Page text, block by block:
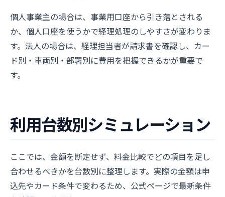
個人事業主の場合は、事業用口座から引き落とされる
か、個人口座を使うかで経理処理のしやすさが変わりま
す。法人の場合は、経理担当者が請求書を確認し、カー
ド別・車両別・部署別に費用を把握できるかが重要で
す。
利用台数別シミュレーション
ここでは、金額を断定せず、料金比較でどの項目を足し
合わせるべきかを台数別に整理します。実際の金額は申
込先やカード条件で変わるため、公式ページで最新条件